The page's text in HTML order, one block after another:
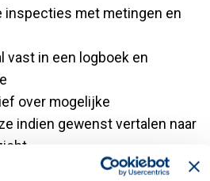
inspecties met metingen en
vast in een logboek en
over mogelijke
indien gewenst vertalen naar